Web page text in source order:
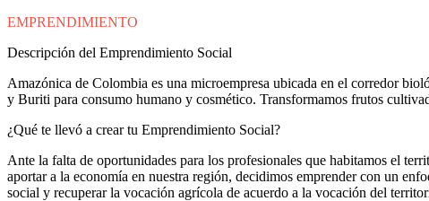
EMPRENDIMIENTO
Descripción del Emprendimiento Social
Amazónica de Colombia es una microempresa ubicada en el corredor
y Buriti para consumo humano y cosmético. Transformamos frutos
¿Qué te llevó a crear tu Emprendimiento Social?
Ante la falta de oportunidades para los profesionales que habitamos el
aportar a la economía en nuestra región, decidimos emprender con un
social y recuperar la vocación agrícola de acuerdo a la vocación del